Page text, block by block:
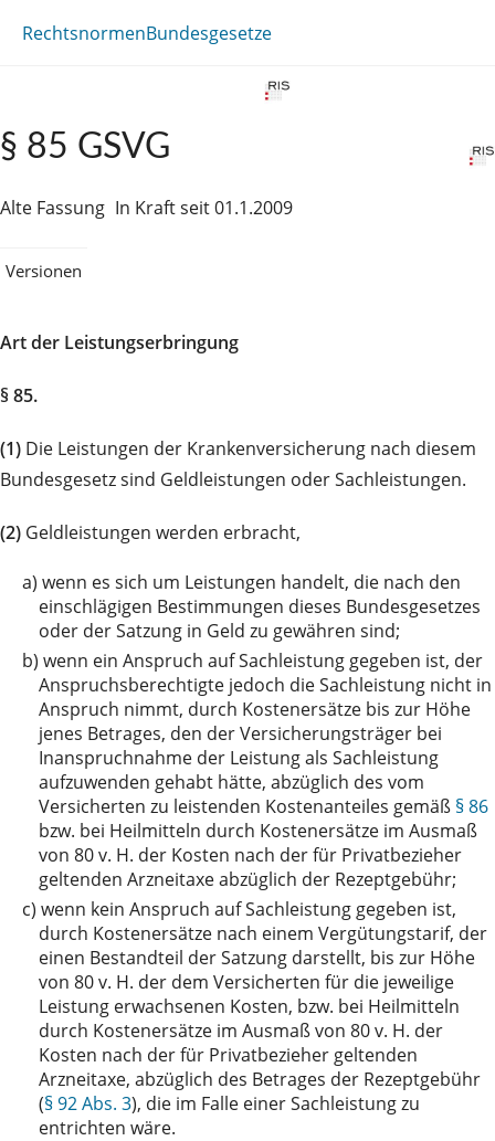
RechtsnormenBundesgesetze
§ 85 GSVG
Alte Fassung In Kraft seit 01.1.2009
Versionen
Art der Leistungserbringung
§ 85.
(1) Die Leistungen der Krankenversicherung nach diesem
Bundesgesetz sind Geldleistungen oder Sachleistungen.
(2) Geldleistungen werden erbracht,
a) wenn es sich um Leistungen handelt, die nach den
einschlägigen Bestimmungen dieses Bundesgesetzes
oder der Satzung in Geld zu gewähren sind;
b) wenn ein Anspruch auf Sachleistung gegeben ist, der
Anspruchsberechtigte jedoch die Sachleistung nicht in
Anspruch nimmt, durch Kostenersätze bis zur Höhe
jenes Betrages, den der Versicherungsträger bei
Inanspruchnahme der Leistung als Sachleistung
aufzuwenden gehabt hätte, abzüglich des vom
Versicherten zu leistenden Kostenanteiles gemäß § 86
bzw. bei Heilmitteln durch Kostenersätze im Ausmaß
von 80 v. H. der Kosten nach der für Privatbezieher
geltenden Arzneitaxe abzüglich der Rezeptgebühr;
c) wenn kein Anspruch auf Sachleistung gegeben ist,
durch Kostenersätze nach einem Vergütungstarif, der
einen Bestandteil der Satzung darstellt, bis zur Höhe
von 80 v. H. der dem Versicherten für die jeweilige
Leistung erwachsenen Kosten, bzw. bei Heilmitteln
durch Kostenersätze im Ausmaß von 80 v. H. der
Kosten nach der für Privatbezieher geltenden
Arzneitaxe, abzüglich des Betrages der Rezeptgebühr
(§ 92 Abs. 3), die im Falle einer Sachleistung zu
entrichten wäre.